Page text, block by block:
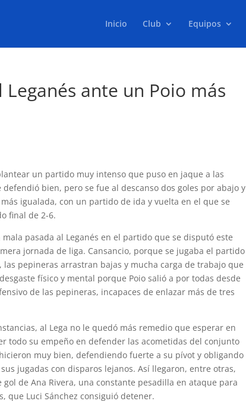
Inicio Club Equipos
ante un Poio más
un partido muy intenso que puso en jaque a las
bien, pero se fue al descanso dos goles por abajo y
igualada, con un partido de ida y vuelta en el que se
final de 2-6.
pasada al Leganés en el partido que se disputó este
jornada de liga. Cansancio, porque se jugaba el partido
pepineras arrastran bajas y mucha carga de trabajo que
físico y mental porque Poio salió a por todas desde
de las pepineras, incapaces de enlazar más de tres
al Lega no le quedó más remedio que esperar en
todo su empeño en defender las acometidas del conjunto
muy bien, defendiendo fuerte a su pívot y obligando
jugadas con disparos lejanos. Así llegaron, entre otras,
gol de Ana Rivera, una constante pesadilla en ataque para
que Luci Sánchez consiguió detener.